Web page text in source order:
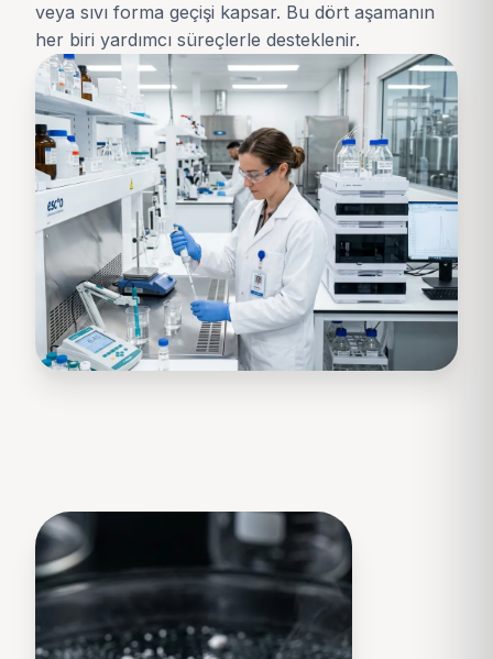
veya sıvı forma geçişi kapsar. Bu dört aşamanın
her biri yardımcı süreçlerle desteklenir.